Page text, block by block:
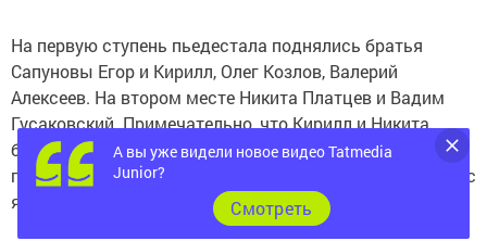
На первую ступень пьедестала поднялись братья
Сапуновы Егор и Кирилл, Олег Козлов, Валерий
Алексеев. На втором месте Никита Платцев и Вадим
Гусаковский. Примечательно, что Кирилл и Никита
боролись с соперниками старше себя и оказались на
голову выше их. Мы поздравляем наших спортсменов с
яркой победой!
А вы уже видели новое видео Tatmedia
Junior?
Cмотреть